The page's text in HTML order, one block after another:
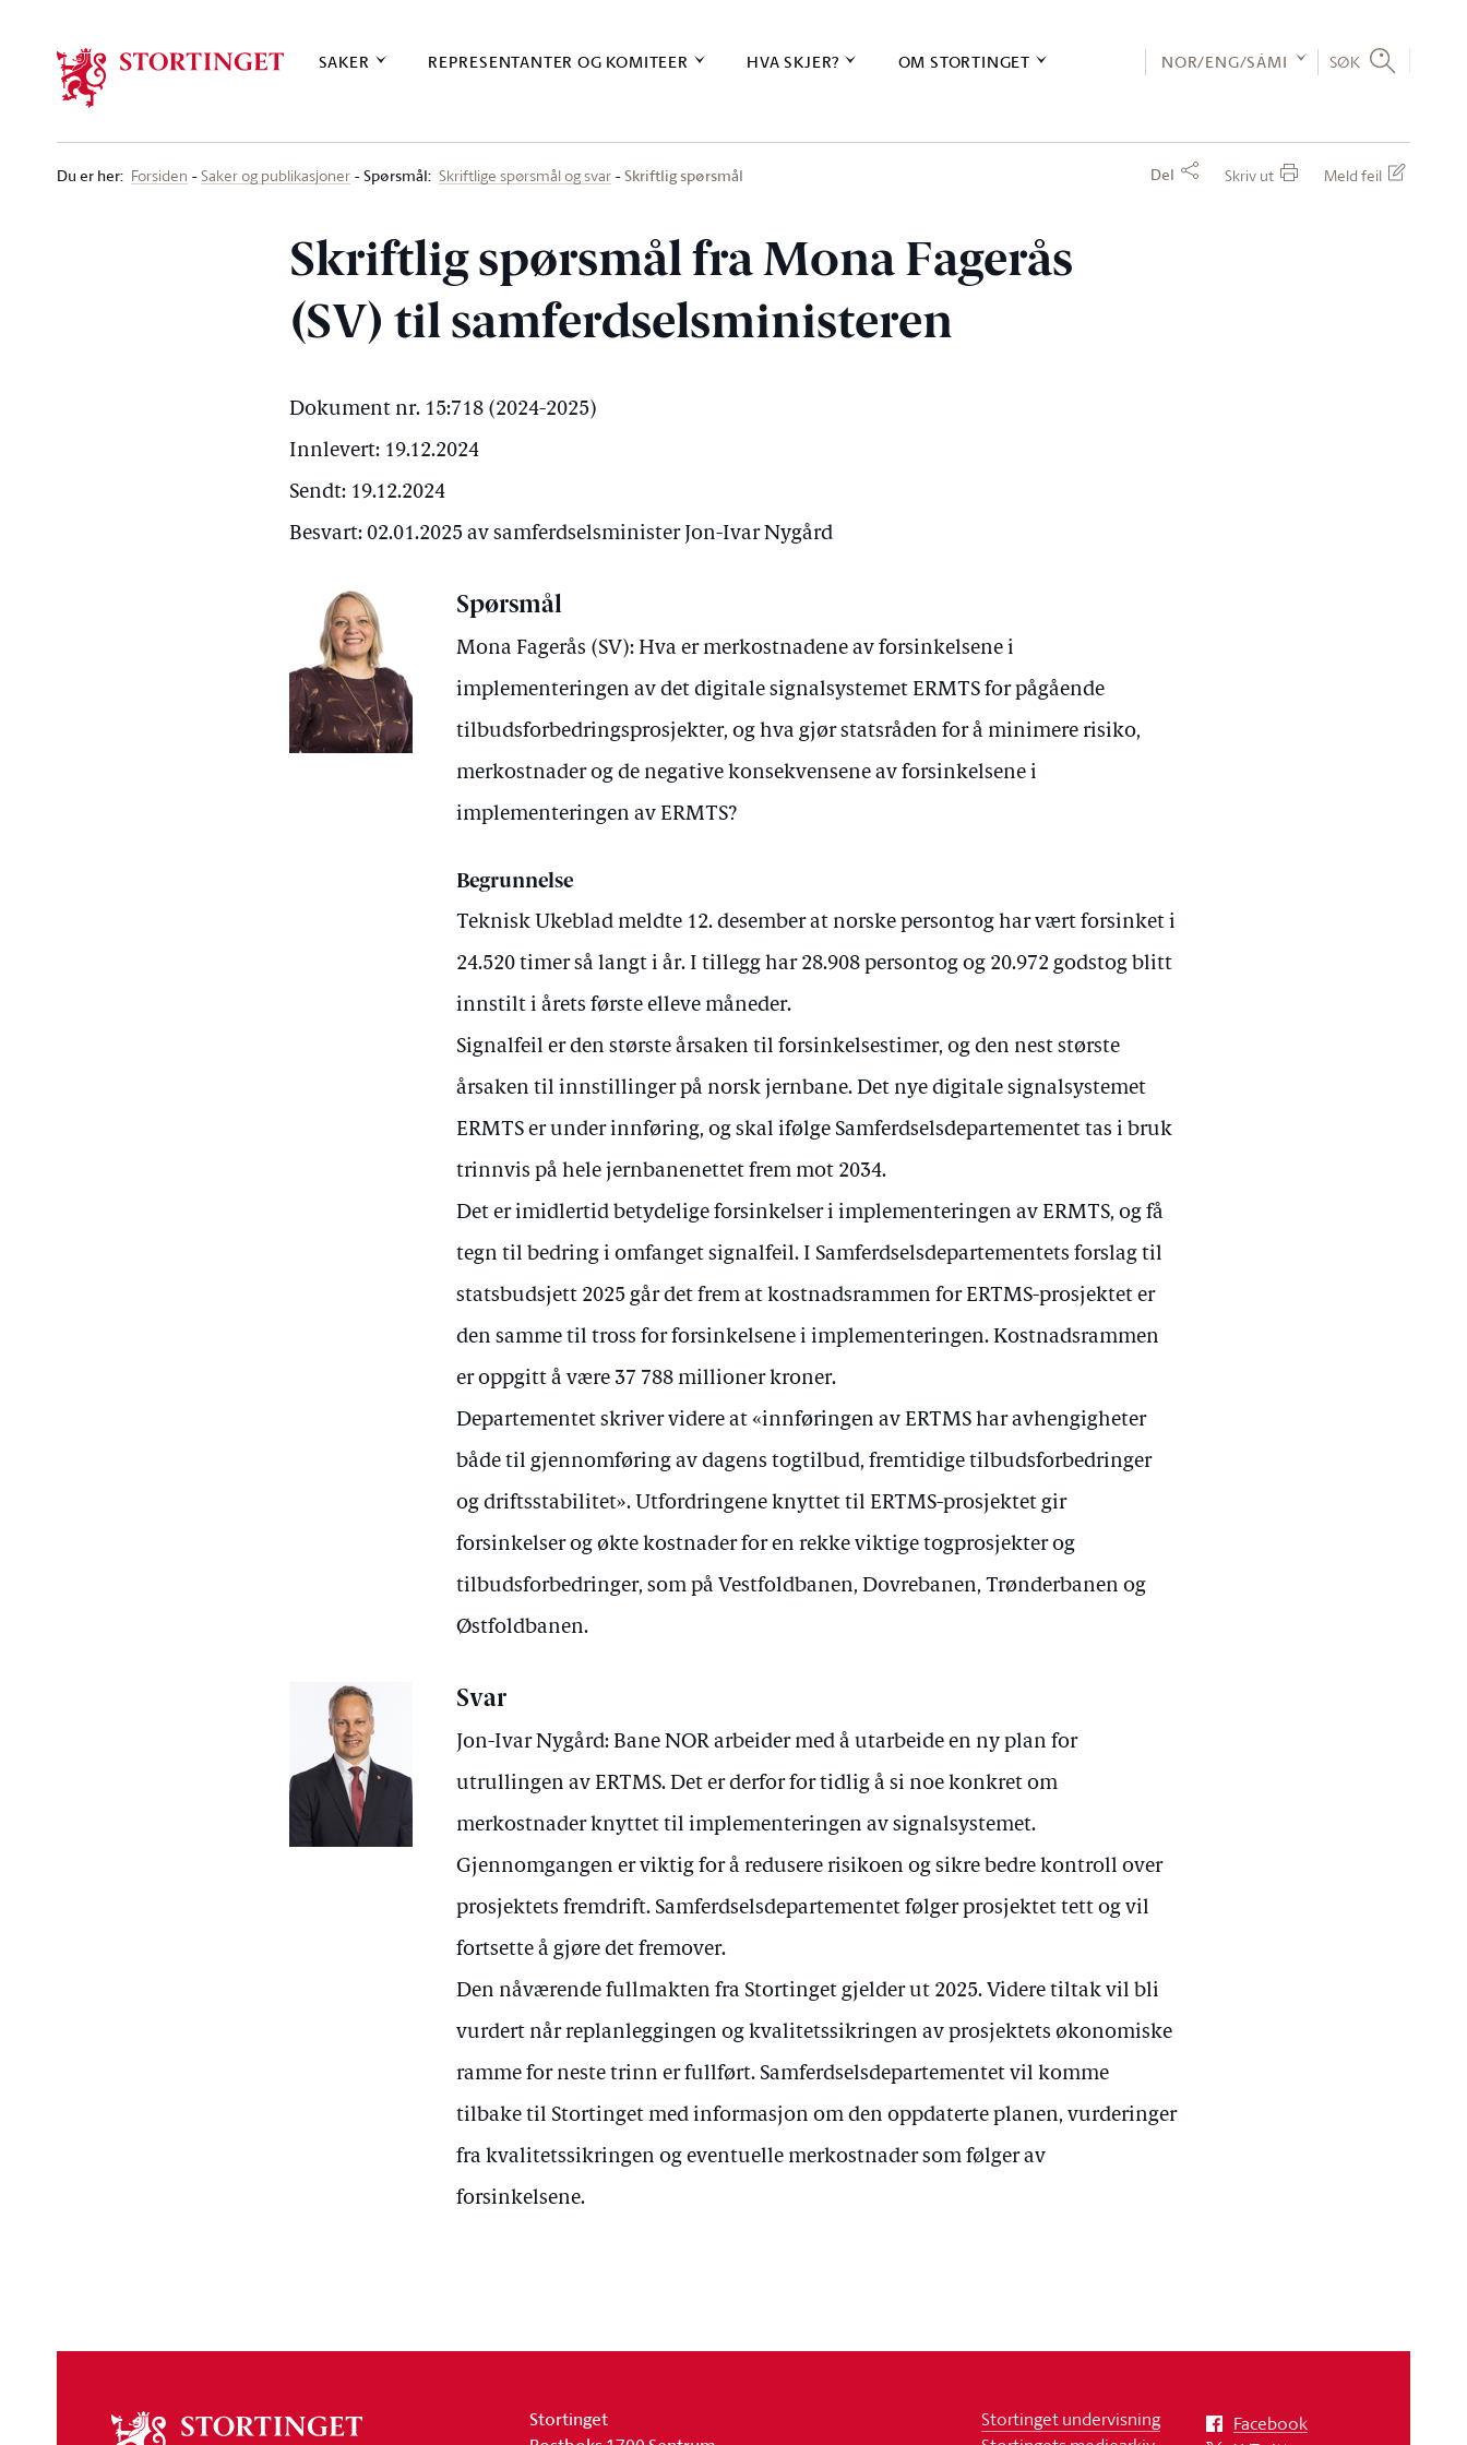
SAKER REPRESENTANTER OG KOMITEER HVA SKJER? OM STORTINGET NOR/ENG/SÁMI SØK
Du er her: Forsiden Saker og publikasjoner Spørsmål: Skriftlige spørsmål og svar Skriftlig spørsmål Del Skriv ut Meld feil
Skriftlig spørsmål fra Mona Fagerås
(SV) til samferdselsministeren
Dokument nr. 15:718 (2024-2025)
Innlevert: 19.12.2024
Sendt: 19.12.2024
Besvart: 02.01.2025 av samferdselsminister Jon-Ivar Nygård
Spørsmål
Mona Fagerås (SV): Hva er merkostnadene av forsinkelsene i
implementeringen av det digitale signalsystemet ERMTS for pågående
tilbudsforbedringsprosjekter, og hva gjør statsråden for å minimere risiko,
merkostnader og de negative konsekvensene av forsinkelsene i
implementeringen av ERMTS?
Begrunnelse
Teknisk Ukeblad meldte 12. desember at norske persontog har vært forsinket i
24.520 timer så langt i år. I tillegg har 28.908 persontog og 20.972 godstog blitt
innstilt i årets første elleve måneder.
Signalfeil er den største årsaken til forsinkelsestimer, og den nest største
årsaken til innstillinger på norsk jernbane. Det nye digitale signalsystemet
ERMTS er under innføring, og skal ifølge Samferdselsdepartementet tas i bruk
trinnvis på hele jernbanenettet frem mot 2034.
Det er imidlertid betydelige forsinkelser i implementeringen av ERMTS, og få
tegn til bedring i omfanget signalfeil. I Samferdselsdepartementets forslag til
statsbudsjett 2025 går det frem at kostnadsrammen for ERTMS-prosjektet er
den samme til tross for forsinkelsene i implementeringen. Kostnadsrammen
er oppgitt å være 37 788 millioner kroner.
Departementet skriver videre at «innføringen av ERTMS har avhengigheter
både til gjennomføring av dagens togtilbud, fremtidige tilbudsforbedringer
og driftsstabilitet». Utfordringene knyttet til ERTMS-prosjektet gir
forsinkelser og økte kostnader for en rekke viktige togprosjekter og
tilbudsforbedringer, som på Vestfoldbanen, Dovrebanen, Trønderbanen og
Østfoldbanen.
Svar
Jon-Ivar Nygård: Bane NOR arbeider med å utarbeide en ny plan for
utrullingen av ERTMS. Det er derfor for tidlig å si noe konkret om
merkostnader knyttet til implementeringen av signalsystemet.
Gjennomgangen er viktig for å redusere risikoen og sikre bedre kontroll over
prosjektets fremdrift. Samferdselsdepartementet følger prosjektet tett og vil
fortsette å gjøre det fremover.
Den nåværende fullmakten fra Stortinget gjelder ut 2025. Videre tiltak vil bli
vurdert når replanleggingen og kvalitetssikringen av prosjektets økonomiske
ramme for neste trinn er fullført. Samferdselsdepartementet vil komme
tilbake til Stortinget med informasjon om den oppdaterte planen, vurderinger
fra kvalitetssikringen og eventuelle merkostnader som følger av
forsinkelsene.
Stortinget
Stortinget undervisning
Facebook